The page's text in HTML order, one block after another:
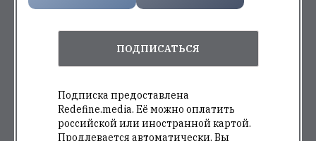
ПОДПИСАТЬСЯ
Подписка предоставлена
Redefine.media. Её можно оплатить
российской или иностранной картой.
Продлевается автоматически. Вы